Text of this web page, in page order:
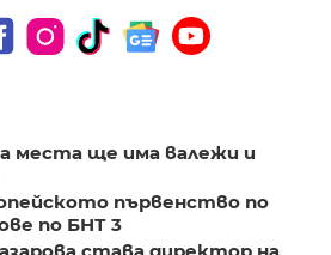
места ще има валежи и
първенство по
по БНТ 3